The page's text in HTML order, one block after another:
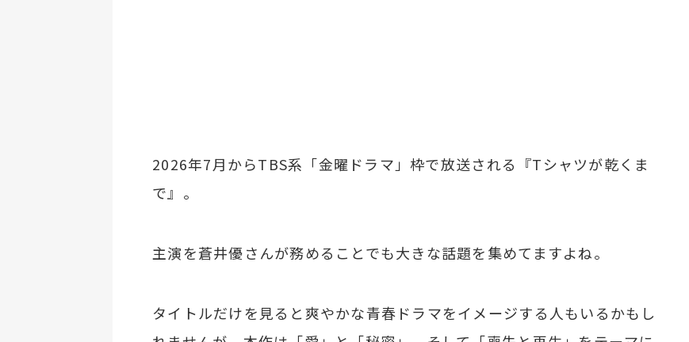
2026年7月からTBS系「金曜ドラマ」枠で放送される『Tシャツが乾くま
で』。
主演を蒼井優さんが務めることでも大きな話題を集めてますよね。
タイトルだけを見ると爽やかな青春ドラマをイメージする人もいるかもし